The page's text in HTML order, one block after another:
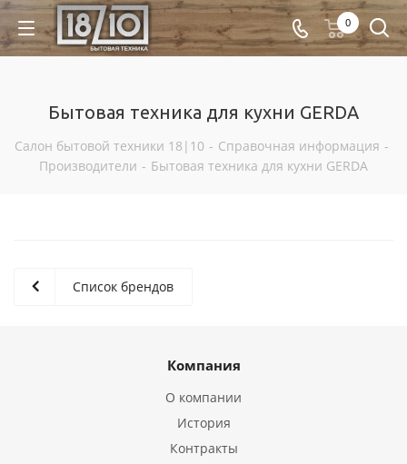
0
Бытовая техника для кухни GERDA
Салон бытовой техники 18|10 - Справочная информация -
Производители - Бытовая техника для кухни GERDA
Список брендов
Компания
О компании
История
Контракты